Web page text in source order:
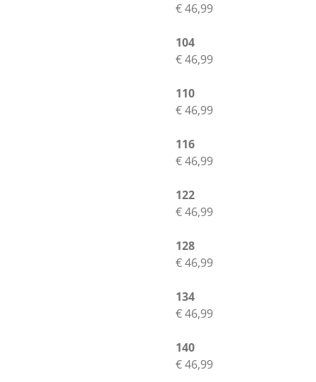
€ 46,99
104
€ 46,99
110
€ 46,99
116
€ 46,99
122
€ 46,99
128
€ 46,99
134
€ 46,99
140
€ 46,99